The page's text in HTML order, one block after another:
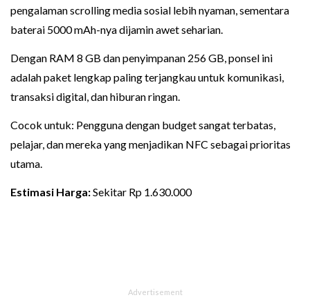
pengalaman scrolling media sosial lebih nyaman, sementara
baterai 5000 mAh-nya dijamin awet seharian.
Dengan RAM 8 GB dan penyimpanan 256 GB, ponsel ini
adalah paket lengkap paling terjangkau untuk komunikasi,
transaksi digital, dan hiburan ringan.
Cocok untuk: Pengguna dengan budget sangat terbatas,
pelajar, dan mereka yang menjadikan NFC sebagai prioritas
utama.
Estimasi Harga:Sekitar Rp 1.630.000